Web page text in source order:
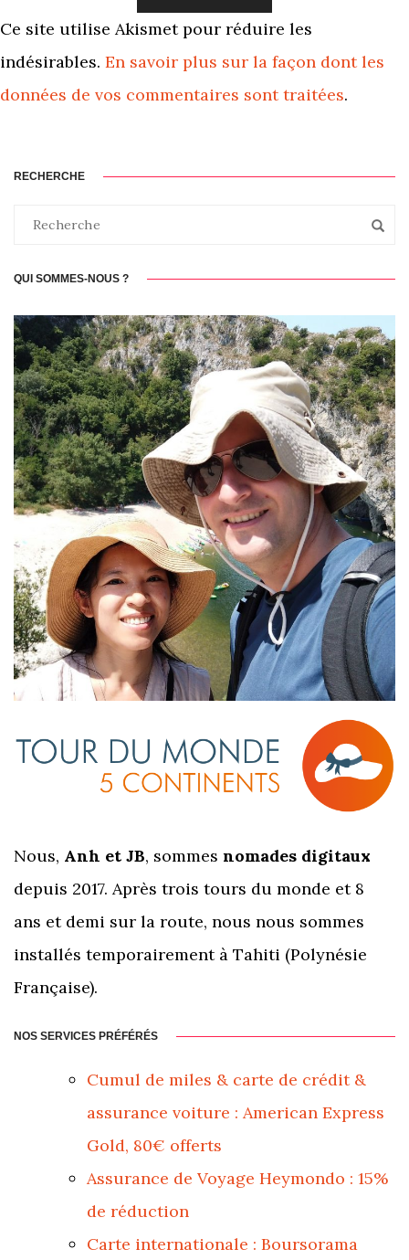
Ce site utilise Akismet pour réduire les
indésirables. En savoir plus sur la façon dont les
données de vos commentaires sont traitées.
RECHERCHE
QUI SOMMES-NOUS ?
Nous, Anh et JB, sommes nomades digitaux
depuis 2017. Après trois tours du monde et 8
ans et demi sur la route, nous nous sommes
installés temporairement à Tahiti (Polynésie
Française).
NOS SERVICES PRÉFÉRÉS
Cumul de miles & carte de crédit &
assurance voiture : American Express
Gold, 80€ offerts
Assurance de Voyage Heymondo : 15%
de réduction
Carte internationale : Boursorama